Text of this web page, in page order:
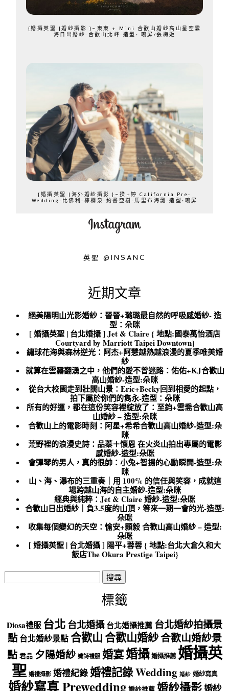
{婚攝英聖 |婚紗攝影 }~東東 + Mini 合歡山婚紗高山星空雲
海日出婚紗-合歡山北峰-造型: 晼屏/張梅姬
{婚攝英聖 |海外婚紗攝影 }~揆+婷 California Pre-
Wedding-比佛利-棕櫚泉-約書亞樹-馬里布海灘-造型:晼屏
英聖 @INSANC
近期文章
絕美陽明山光影婚紗：晉晉+璐璐最自然的呼吸感婚紗- 造
型：朵咪
[ 婚攝英聖 | 台北婚攝 ] Jet & Claire { 地點:國泰萬怡酒店
Courtyard by Marriott Taipei Downtown}
繡球花海與森林逆光：阿杰+阿慧越熱越浪漫的夏季唯美婚
紗
就算在雲霧翻湧之中，他們的愛不曾迷路：佑佑+KJ合歡山
高山婚紗-造型:朵咪
從台大校園走到壯闊山景：Eric+Becky回到相愛的起點，
拍下屬於你們的雋永-造型：朵咪
所有的好運，都在這份笑容裡綻放了：至鈞+雲喬合歡山高
山婚紗 – 造型:朵咪
合歡山上的電影時刻：阿星+希希合歡山高山婚紗-造型:朵
咪
荒野裡的浪漫史詩：品蓁＋懷恩 在火炎山拍出專屬的電影
感婚紗-造型:朵咪
會彈琴的男人，真的很帥：小兔+智揚的心動瞬間-造型:朵
咪
山、海、瀑布的三重奏｜用 100% 的信任與笑容，成就這
場跨越山海的自主婚紗-造型:朵咪
經典與純粹：Jet & Claire 婚紗-造型:朵咪
合歡山日出婚紗｜負3.5度的山頂，等來一期一會的光-造型:
朵咪
收集每個變幻的天空：愉安+顥毅 合歡山高山婚紗 – 造型:
朵咪
[ 婚攝英聖 | 台北婚攝 ] 陽平+蓉蓉 { 地點:台北大倉久和大
飯店The Okura Prestige Taipei}
搜
尋
標籤
Diosa禮服 台北台北婚攝 台北婚攝推薦 台北婚紗拍攝景
點 台北婚紗景點 合歡山合歡山婚紗合歡山婚紗景
點 君品 夕陽婚紗 婕詩禮服 婚宴婚攝 婚攝推薦 婚攝英
聖 婚禮攝影 婚禮紀錄婚禮記錄 Wedding 婚紗 婚紗寫真
婚紗寫真 Prewedding 婚紗推薦 婚紗攝影婚紗